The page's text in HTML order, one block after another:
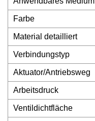
Farbe
Material detailliert
Verbindungstyp
Aktuator/Antriebsweg
Arbeitsdruck
Ventildichtfläche